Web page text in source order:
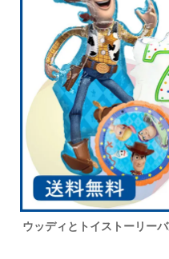
ウッディとトイストーリー